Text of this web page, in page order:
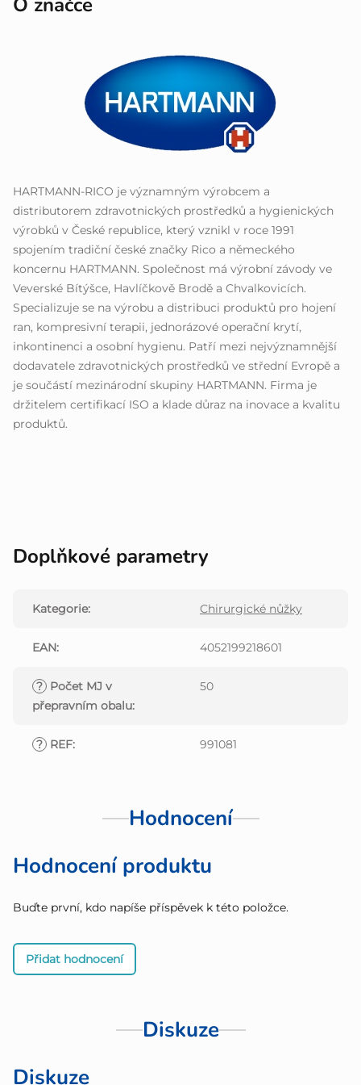
O značce
HARTMANN-RICO je významným výrobcem a
distributorem zdravotnických prostředků a hygienických
výrobků v České republice, který vznikl v roce 1991
spojením tradiční české značky Rico a německého
koncernu HARTMANN. Společnost má výrobní závody ve
Veverské Bítýšce, Havlíčkově Brodě a Chvalkovicích.
Specializuje se na výrobu a distribuci produktů pro hojení
ran, kompresivní terapii, jednorázové operační krytí,
inkontinenci a osobní hygienu. Patří mezi nejvýznamnější
dodavatele zdravotnických prostředků ve střední Evropě a
je součástí mezinárodní skupiny HARTMANN. Firma je
držitelem certifikací ISO a klade důraz na inovace a kvalitu
produktů.
Doplňkové parametry
Kategorie: Chirurgické nůžky
EAN: 4052199218601
? Počet MJ v
přepravním obalu:
50
? REF: 991081
Hodnocení
Hodnocení produktu
Buďte první, kdo napíše příspěvek k této položce.
Přidat hodnocení
Diskuze
Diskuze